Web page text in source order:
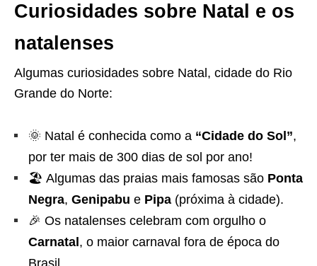
Curiosidades sobre Natal e os
natalenses
Algumas curiosidades sobre Natal, cidade do Rio
Grande do Norte:
🌞 Natal é conhecida como a “Cidade do Sol”,
por ter mais de 300 dias de sol por ano!
🏖️ Algumas das praias mais famosas são Ponta
Negra, Genipabu e Pipa (próxima à cidade).
🎉 Os natalenses celebram com orgulho o
Carnatal , o maior carnaval fora de época do
Brasil.